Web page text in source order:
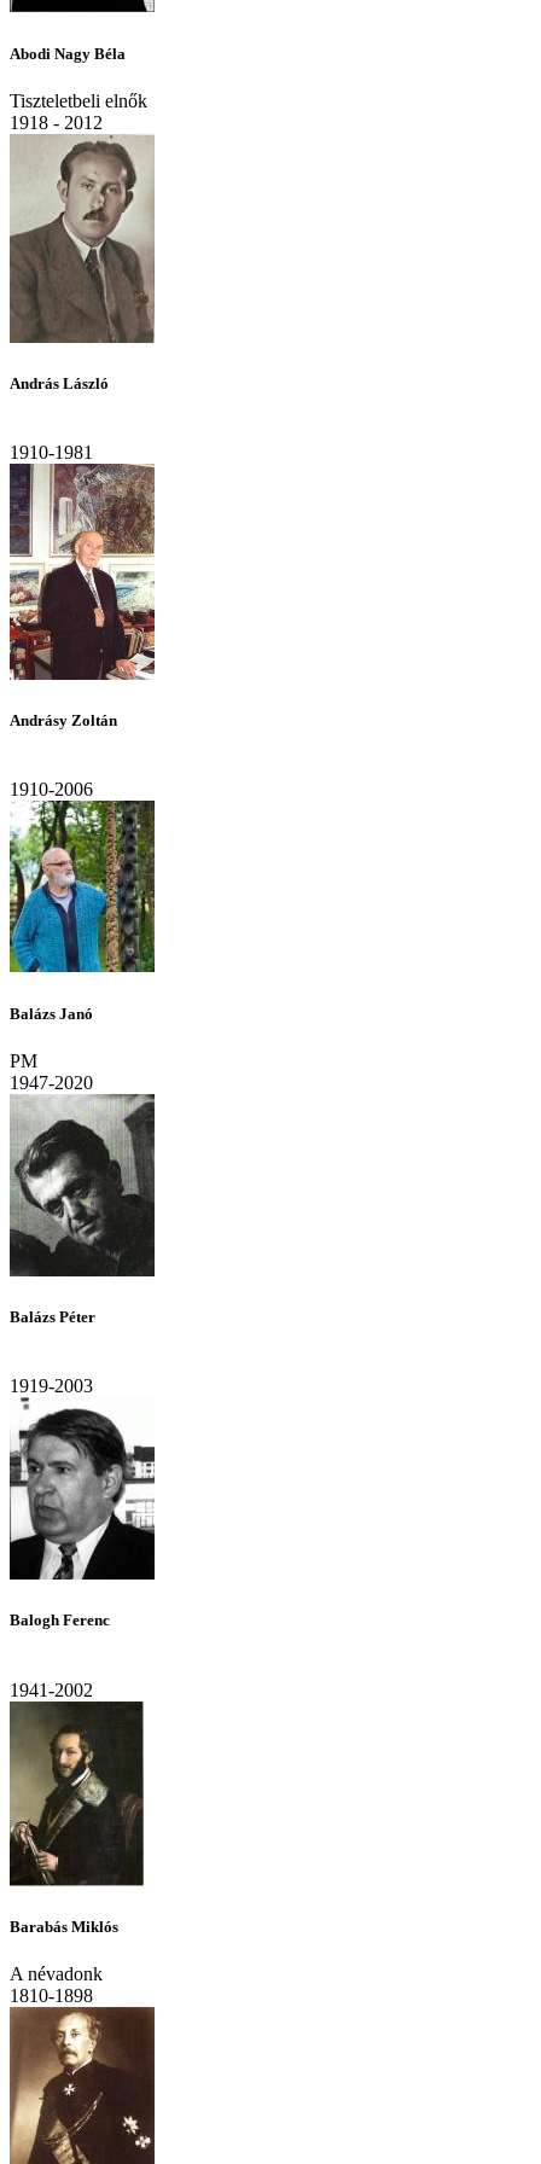
Abodi Nagy Béla
Tiszteletbeli elnők
1918 - 2012
András László
1910-1981
Andrásy Zoltán
1910-2006
Balázs Janó
PM
1947-2020
Balázs Péter
1919-2003
Balogh Ferenc
1941-2002
Barabás Miklós
A névadonk
1810-1898